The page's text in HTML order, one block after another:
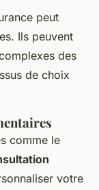
peut
Ils peuvent
des
de choix
comme le
votre